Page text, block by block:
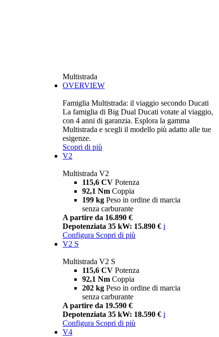
Multistrada
OVERVIEW
Famiglia Multistrada: il viaggio secondo Ducati
La famiglia di Big Dual Ducati votate al viaggio,
con 4 anni di garanzia. Esplora la gamma
Multistrada e scegli il modello più adatto alle tue
esigenze.
Scopri di più
V2
Multistrada V2
115,6 CV Potenza
92,1 Nm Coppia
199 kg Peso in ordine di marcia
senza carburante
A partire da 16.890 €
Depotenziata 35 kW: 15.890 € i
Configura Scopri di più
V2 S
Multistrada V2 S
115,6 CV Potenza
92,1 Nm Coppia
202 kg Peso in ordine di marcia
senza carburante
A partire da 19.590 €
Depotenziata 35 kW: 18.590 € i
Configura Scopri di più
V4